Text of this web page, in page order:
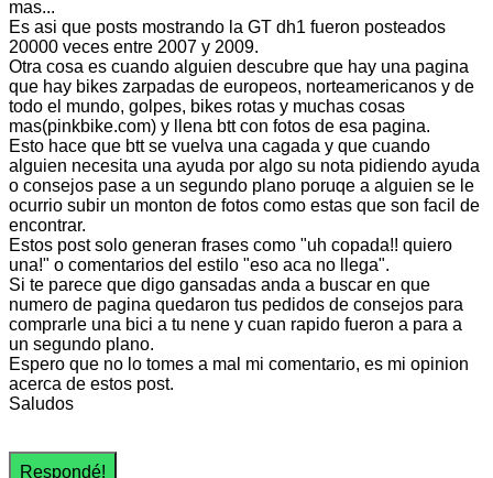
mas...
Es asi que posts mostrando la GT dh1 fueron posteados
20000 veces entre 2007 y 2009.
Otra cosa es cuando alguien descubre que hay una pagina
que hay bikes zarpadas de europeos, norteamericanos y de
todo el mundo, golpes, bikes rotas y muchas cosas
mas(pinkbike.com) y llena btt con fotos de esa pagina.
Esto hace que btt se vuelva una cagada y que cuando
alguien necesita una ayuda por algo su nota pidiendo ayuda
o consejos pase a un segundo plano poruqe a alguien se le
ocurrio subir un monton de fotos como estas que son facil de
encontrar.
Estos post solo generan frases como "uh copada!! quiero
una!" o comentarios del estilo "eso aca no llega".
Si te parece que digo gansadas anda a buscar en que
numero de pagina quedaron tus pedidos de consejos para
comprarle una bici a tu nene y cuan rapido fueron a para a
un segundo plano.
Espero que no lo tomes a mal mi comentario, es mi opinion
acerca de estos post.
Saludos